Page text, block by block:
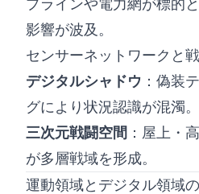
プラインや電力網が標的
影響が波及。
センサーネットワークと
デジタルシャドウ ：偽装
グにより状況認識が混濁。
三次元戦闘空間 ：屋上・
が多層戦域を形成。
運動領域とデジタル領域